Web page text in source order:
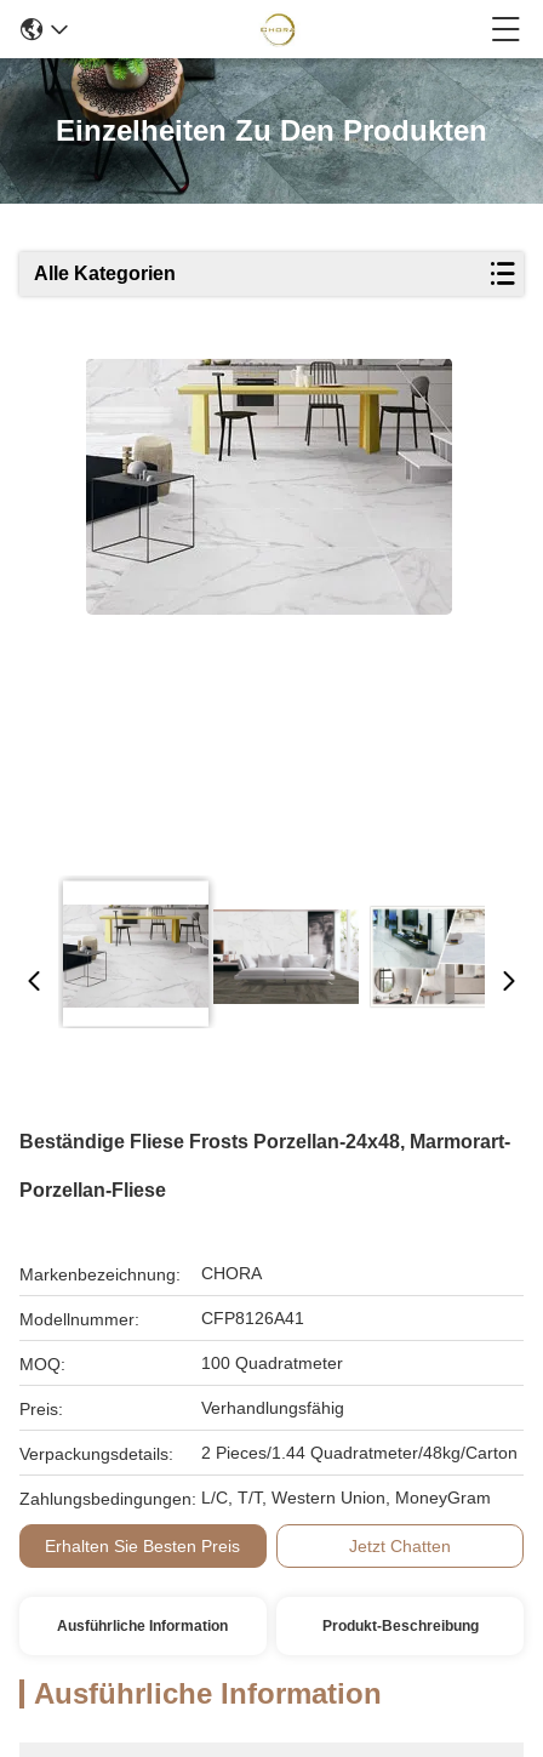
Einzelheiten Zu Den Produkten
Alle Kategorien
Beständige Fliese Frosts Porzellan-24x48, Marmorart-
Porzellan-Fliese
Markenbezeichnung: CHORA
Modellnummer: CFP8126A41
MOQ: 100 Quadratmeter
Preis: Verhandlungsfähig
Verpackungsdetails: 2 Pieces/1.44 Quadratmeter/48kg/Carton
Zahlungsbedingungen: L/C, T/T, Western Union, MoneyGram
Erhalten Sie Besten Preis Jetzt Chatten
Ausführliche Information Produkt-Beschreibung
Ausführliche Information